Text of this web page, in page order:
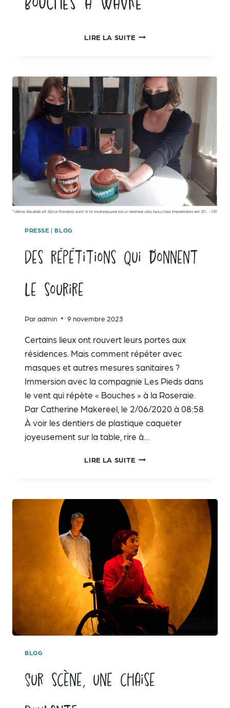
LIRE LA SUITEBOUCHES
PRESSE |BLOG
Des répétitions qui donnent
le sourire
Paradmin 9 novembre 2023
Certains lieux ont rouvert leurs portes aux
résidences. Mais comment répéter avec
masques et autres mesures sanitaires ?
Immersion avec la compagnie Les Pieds dans
le vent qui répète « Bouches » à la Roseraie.
Par Catherine Makereel, le 2/06/2020 à 08:58
À voir les dentiers de plastique caqueter
joyeusement sur la table, rire à…
LIRE LA SUITEDES
LE
SOURIRE
BLOG
Sur scène, une chaise